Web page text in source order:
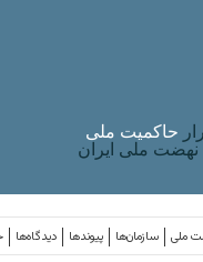
حاکميت ملی
ملی ایران
دیدگاه‌ها پیوندها سازمان‌ها ملی